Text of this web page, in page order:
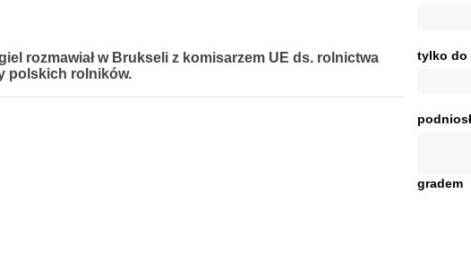
rozmawiał w Brukseli z komisarzem UE ds. rolnictwa
polskich rolników.
tylko do
gradem